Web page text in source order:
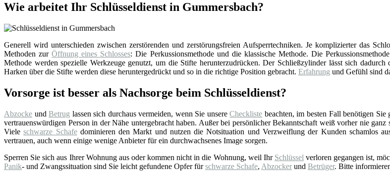
Wie arbeitet Ihr Schlüsseldienst in Gummersbach?
Generell wird unterschieden zwischen zerstörenden und zerstörungsfreien Aufsperrtechniken. Je komplizierter das
Methoden zurÖffnung eines Schlosses: Die Perkussionsmethode und die klassische Methode. Die
Methode werden spezielle Werkzeuge genutzt, um die Stifte herunterzudrücken. Der Schließzylinder lässt sich
Harken über die Stifte werden diese heruntergedrückt und so in die richtige Position gebracht. Erfahrung und Gefühl sind
Vorsorge ist besser als Nachsorge beim Schlüsseldienst?
Abzocke undBetrug lassen sich durchaus vermeiden, wenn Sie unsereCheckliste beachten, im besten Fall benötigen
vertrauenswürdigen Person in der Nähe untergebracht haben. Außer bei persönlicher Bekanntschaft weiß vorher nie
Vieleschwarze Schafedominieren den Markt und nutzen die Notsituation und Verzweiflung der Kunden schamlos
vertrauen, auch wenn einige wenige Anbieter für ein durchwachsenes Image sorgen.
Sperren Sie sich aus Ihrer Wohnung aus oder kommen nicht in die Wohnung, weil Ihr Schlüssel verloren gegangen ist,
Panik- und Zwangssituation sind Sie leicht gefundene Opfer fürschwarze Schafe, Abzocker und Betrüger. Bitte